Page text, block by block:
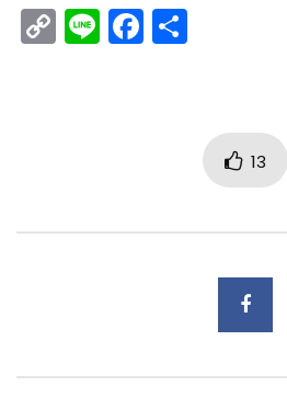
Copy
Link
LineFacebook
13